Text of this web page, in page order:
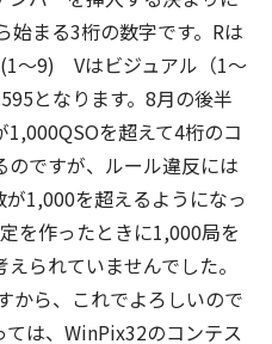
始まる3桁の数字です。Rは
～9) Vはビジュアル（1～
となります。8月の後半
を超えて4桁のコ
ですが、ルール違反には
1,000を超えるようになっ
を作ったときに1,000局を
られていませんでした。
から、これでよろしいので
ては、WinPix32のコンテス